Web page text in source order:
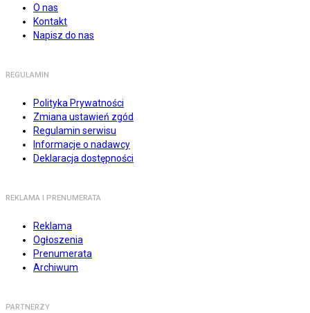
O nas
Kontakt
Napisz do nas
REGULAMIN
Polityka Prywatności
Zmiana ustawień zgód
Regulamin serwisu
Informacje o nadawcy
Deklaracja dostępności
REKLAMA I PRENUMERATA
Reklama
Ogłoszenia
Prenumerata
Archiwum
PARTNERZY